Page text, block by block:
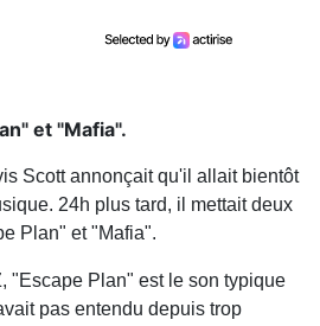
et "Mafia".
Scott annonçait qu'il allait bientôt
24h plus tard, il mettait deux
Plan" et "Mafia".
"Escape Plan" est le son typique
pas entendu depuis trop